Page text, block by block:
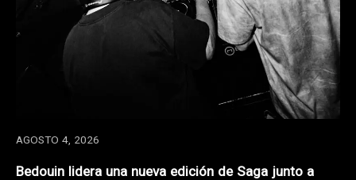
AGOSTO 4, 2026
Bedouin lidera una nueva edición de Saga junto a